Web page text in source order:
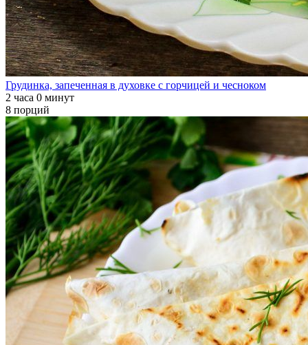
Грудинка, запеченная в духовке с горчицей и чесноком
2 часа 0 минут
8 порций